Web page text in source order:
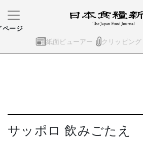
紙面ビューアー クリッピング
ページ
サッポロ 飲みごたえ